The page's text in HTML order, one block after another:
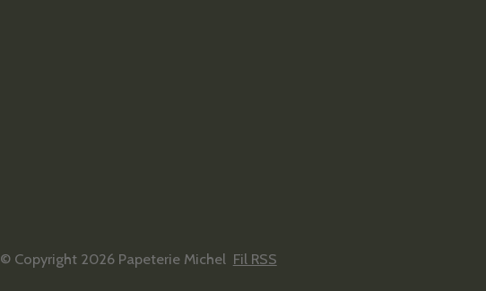
© Copyright 2026 Papeterie Michel Fil RSS